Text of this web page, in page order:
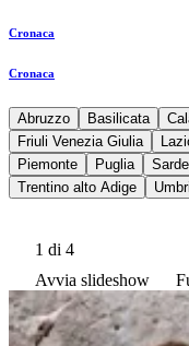
Cronaca
Cronaca
Abruzzo Basilicata
Friuli Venezia Giulia
Piemonte
Puglia
Trentino alto Adige
1 di 4
Avvia slideshow